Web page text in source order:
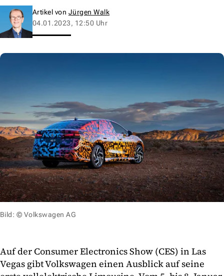
Artikel von Jürgen Walk
04.01.2023, 12:50 Uhr
Bild: © Volkswagen AG
Auf der Consumer Electronics Show (CES) in Las
Vegas gibt Volkswagen einen Ausblick auf seine